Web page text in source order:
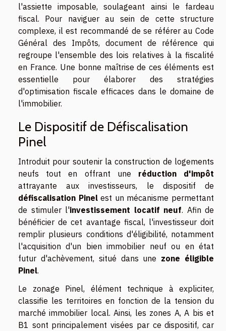
l'assiette imposable, soulageant ainsi le fardeau
fiscal. Pour naviguer au sein de cette structure
complexe, il est recommandé de se référer au Code
Général des Impôts, document de référence qui
regroupe l'ensemble des lois relatives à la fiscalité
en France. Une bonne maîtrise de ces éléments est
essentielle pour élaborer des stratégies
d'optimisation fiscale efficaces dans le domaine de
l'immobilier.
Le Dispositif de Défiscalisation
Pinel
Introduit pour soutenir la construction de logements
neufs tout en offrant une réduction d'impôt
attrayante aux investisseurs, le dispositif de
défiscalisation Pinelest un mécanisme permettant
de stimuler l'investissement locatif neuf. Afin de
bénéficier de cet avantage fiscal, l'investisseur doit
remplir plusieurs conditions d'éligibilité, notamment
l'acquisition d'un bien immobilier neuf ou en état
futur d'achèvement, situé dans une zone éligible
Pinel.
Le zonage Pinel, élément technique à expliciter,
classifie les territoires en fonction de la tension du
marché immobilier local. Ainsi, les zones A, A bis et
B1 sont principalement visées par ce dispositif, car